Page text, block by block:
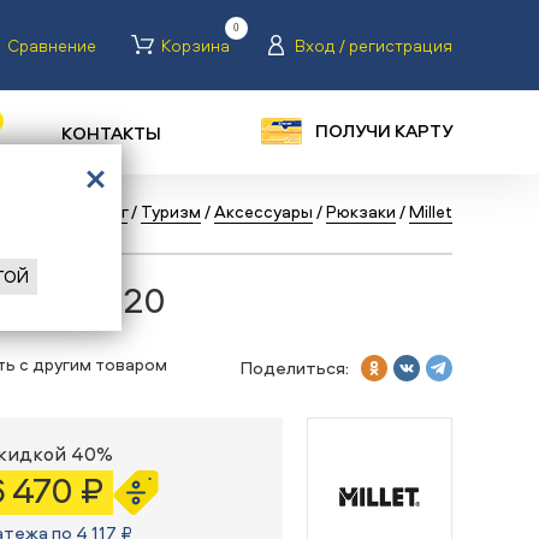
Сравнение Корзина
0
Вход / регистрация
КОНТАКТЫ ПОЛУЧИ КАРТУ
Каталог/ Туризм /Аксессуары /Рюкзаки /Millet
20
с другим товаром Поделиться:
40%
470 ₽
по 4 117 ₽